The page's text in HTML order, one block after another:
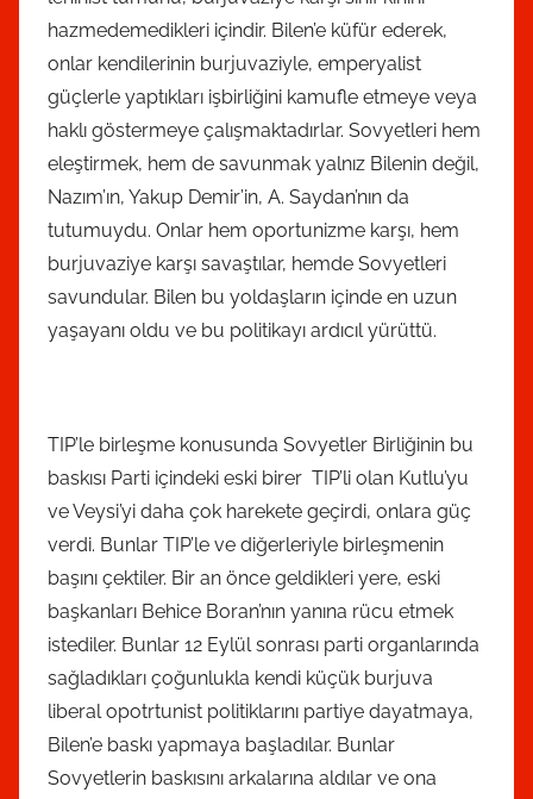
hazmedemedikleri içindir. Bilen’e küfür ederek,
onlar kendilerinin burjuvaziyle, emperyalist
güçlerle yaptıkları işbirliğini kamufle etmeye veya
haklı göstermeye çalışmaktadırlar. Sovyetleri hem
eleştirmek, hem de savunmak yalnız Bilenin değil,
Nazım’ın, Yakup Demir’in, A. Saydan’nın da
tutumuydu. Onlar hem oportunizme karşı, hem
burjuvaziye karşı savaştılar, hemde Sovyetleri
savundular. Bilen bu yoldaşların içinde en uzun
yaşayanı oldu ve bu politikayı ardıcıl yürüttü.
TIP’le birleşme konusunda Sovyetler Birliğinin bu
baskısı Parti içindeki eski birer TIP’li olan Kutlu’yu
ve Veysi’yi daha çok harekete geçirdi, onlara güç
verdi. Bunlar TIP’le ve diğerleriyle birleşmenin
başını çektiler. Bir an önce geldikleri yere, eski
başkanları Behice Boran’nın yanına rücu etmek
istediler. Bunlar 12 Eylül sonrası parti organlarında
sağladıkları çoğunlukla kendi küçük burjuva
liberal opotrtunist politiklarını partiye dayatmaya,
Bilen’e baskı yapmaya başladılar. Bunlar
Sovyetlerin baskısını arkalarına aldılar ve ona